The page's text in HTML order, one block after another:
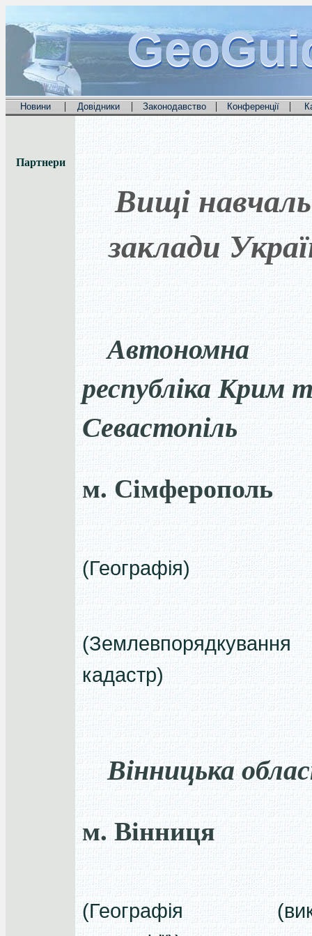
Новини | Довідники | Законодавство | Конференції |
Партнери
Вищі
заклади
Автономна
республіка Крим
Севастопіль
м. Сімферополь
(Географія)
кадастр)
Вінницька
м. Вінниця
(Географія